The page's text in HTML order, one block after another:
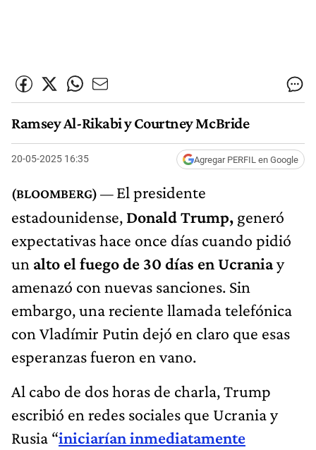
Ramsey Al-Rikabi y Courtney McBride
20-05-2025 16:35 Agregar PERFIL en Google
El presidente
estadounidense, Donald Trump, generó
expectativas hace once días cuando pidió
un alto el fuego de 30 días en Ucraniay
amenazó con nuevas sanciones. Sin
embargo, una reciente llamada telefónica
con Vladímir Putin dejó en claro que esas
esperanzas fueron en vano.
Al cabo de dos horas de charla, Trump
escribió en redes sociales que Ucrania y
Rusia “iniciarían inmediatamente